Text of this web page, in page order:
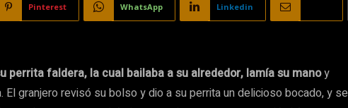
Pinterest WhatsApp Linkedin
perrita faldera, la cual bailaba a su alrededor, lamía su manoy
granjero revisó su bolso y dio a su perrita un delicioso bocado, y se